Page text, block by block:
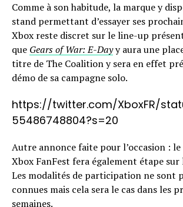
Comme à son habitude, la marque y
stand permettant d’essayer ses
Xbox reste discret sur le line-up
que Gears of War: E-Dayy aura une
titre de The Coalition y sera en effet
démo de sa campagne solo.
https://twitter.com/XboxFR/
55486748804?s=20
Autre annonce faite pour l’occasion :
Xbox FanFest fera également étape sur
Les modalités de participation ne sont
connues mais cela sera le cas dans les
semaines.